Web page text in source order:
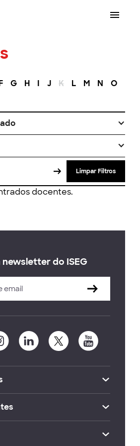
G H I J K L M N O
Limpar Filtros
docentes.
newsletter do ISEG